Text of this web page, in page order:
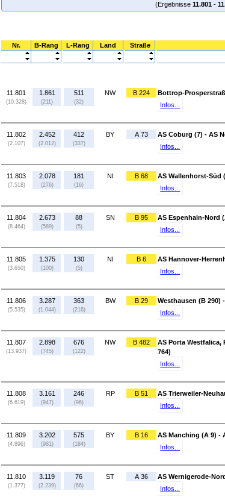
(Ergebnisse 11.801 -
Nr. B-Rang L-Rang Land Straße
11.801
(10.328)
1.861
(211)
511
(32)
NW B 224
Bottrop-
Infos...
11.802
(2.107)
2.452
(2.012)
412
(337)
BY A 73
AS Coburg (7) - AS
Infos...
11.803
(7.518)
2.078
(276)
181
(16)
NI B 68
AS Wallenhorst-Süd
Infos...
11.804
(8.464)
2.673
(589)
88
(5)
SN B 95
AS Espenhain-Nord
Infos...
11.805
(3.650)
1.375
(100)
130
(5)
NI B 6
AS Hannover-
Infos...
11.806
(5.535)
3.287
(1.044)
363
(216)
BW B 29
Westhausen (B 290)
Infos...
11.807
(13.937)
2.898
(745)
676
(122)
NW B 482
AS Porta Westfalica,
764)
Infos...
11.808
(6.619)
3.161
(947)
246
(96)
RP B 51
AS Trierweiler-
Infos...
11.809
(4.896)
3.202
(981)
575
(184)
BY B 16
AS Manching (A 9) -
Infos...
11.810
(1.377)
3.119
(2.239)
76
(66)
ST A 36
AS Wernigerode-
Infos...